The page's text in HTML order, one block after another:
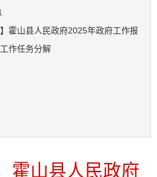
】霍山县人民政府2025年政府工作报
作任务分解
霍山县人民政府